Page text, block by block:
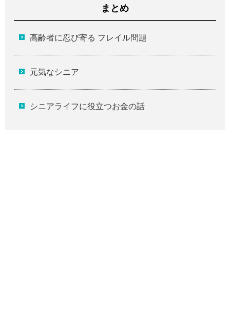
まとめ
高齢者に忍び寄る フレイル問題
元気なシニア
シニアライフに役立つお金の話